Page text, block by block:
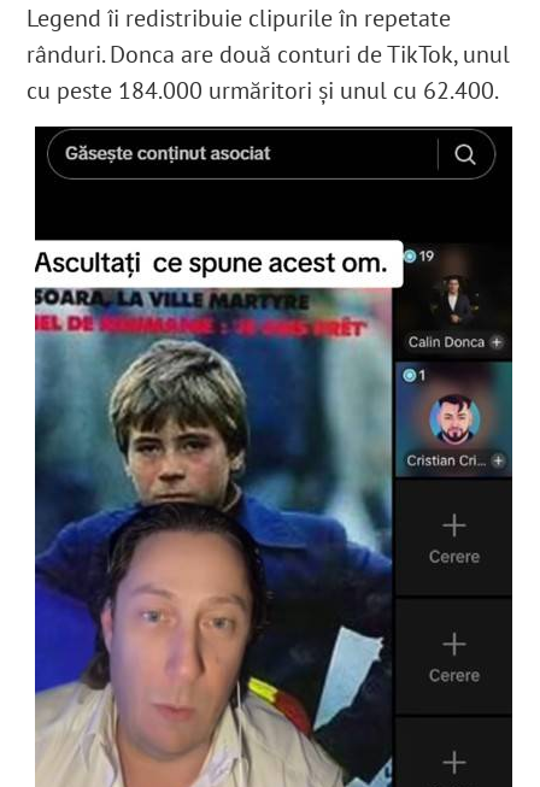
Legend îi redistribuie clipurile în repetate
rânduri. Donca are două conturi de TikTok, unul
cu peste 184.000 urmăritori și unul cu 62.400.